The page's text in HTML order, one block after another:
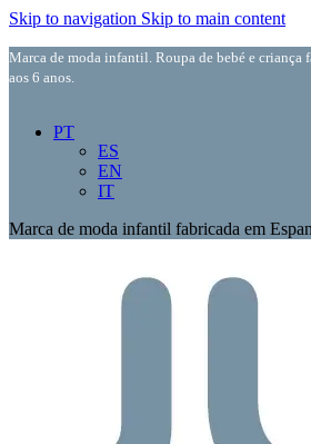
Skip to navigation Skip to main content
Marca de moda infantil. Roupa de bebé e criança
aos 6 anos.
PT
ES
EN
IT
Marca de moda infantil fabricada em